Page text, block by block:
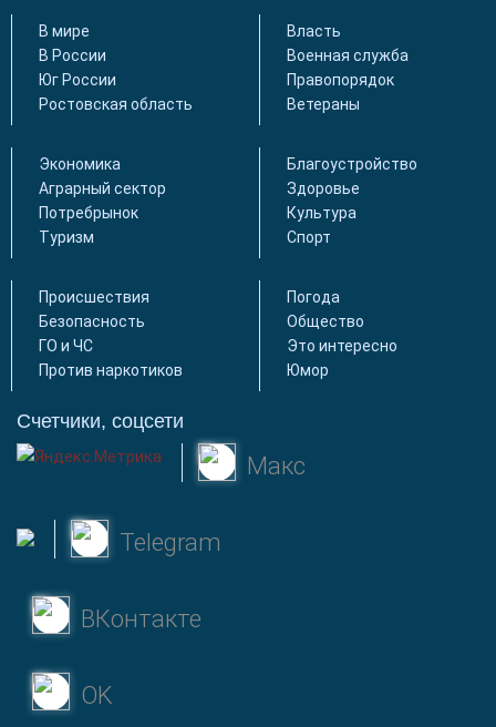
В мире
В России
Юг России
Ростовская область
Власть
Военная служба
Правопорядок
Ветераны
Экономика
Аграрный сектор
Потребрынок
Туризм
Благоустройство
Здоровье
Культура
Спорт
Происшествия
Безопасность
ГО и ЧС
Против наркотиков
Погода
Общество
Это интересно
Юмор
Счетчики, соцсети
Макс
Telegram
ВКонтакте
OK